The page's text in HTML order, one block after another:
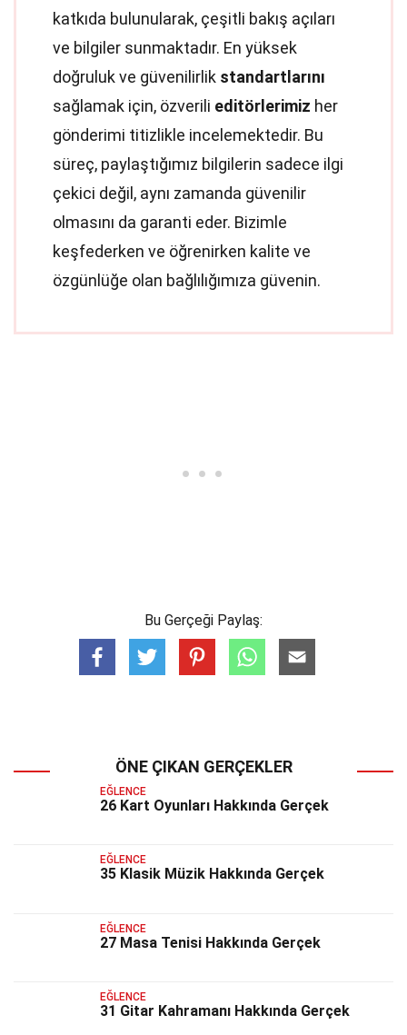
katkıda bulunularak, çeşitli bakış açıları
ve bilgiler sunmaktadır. En yüksek
doğruluk ve güvenilirlik standartlarını
sağlamak için, özverili editörlerimiz her
gönderimi titizlikle incelemektedir. Bu
süreç, paylaştığımız bilgilerin sadece ilgi
çekici değil, aynı zamanda güvenilir
olmasını da garanti eder. Bizimle
keşfederken ve öğrenirken kalite ve
özgünlüğe olan bağlılığımıza güvenin.
Bu Gerçeği Paylaş:
ÖNE ÇIKAN GERÇEKLER
EĞLENCE
26 Kart Oyunları Hakkında Gerçek
EĞLENCE
35 Klasik Müzik Hakkında Gerçek
EĞLENCE
27 Masa Tenisi Hakkında Gerçek
EĞLENCE
31 Gitar Kahramanı Hakkında Gerçek